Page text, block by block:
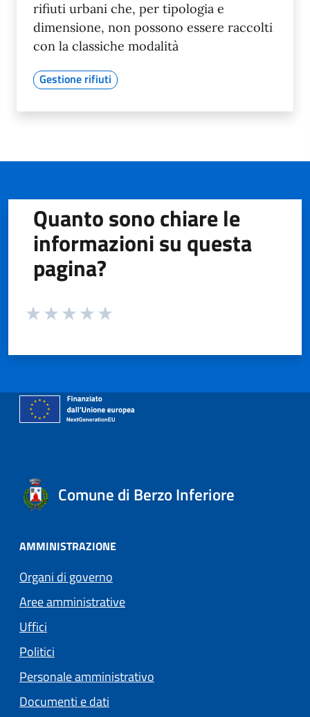
rifiuti urbani che, per tipologia e
dimensione, non possono essere raccolti
con la classiche modalità
Gestione rifiuti
Quanto sono chiare le
informazioni su questa
pagina?
Valuta da 1 a 5 stelle la pagina
Comune di Berzo Inferiore
AMMINISTRAZIONE
Organi di governo
Aree amministrative
Uffici
Politici
Personale amministrativo
Documenti e dati